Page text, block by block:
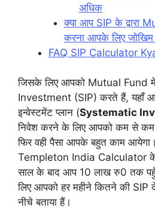
अधिक
क्या आप SIP के द्वारा
करना आपके लिए जोखिम
FAQ SIP Calculator
जिसके लिए आपको Mutual Fund
Investment (SIP) करते हैं, यहाँ
इन्वेस्टमेंट प्लान (Systematic
निवेश करने के लिए आपको कम से कम
फिर वही पैसा आपके बहुत काम
Templeton India Calculator के
साल के बाद आप 10 लाख रु0 तक
लिए आपको हर महीने कितने की SIP
नीचे बताया हैं।